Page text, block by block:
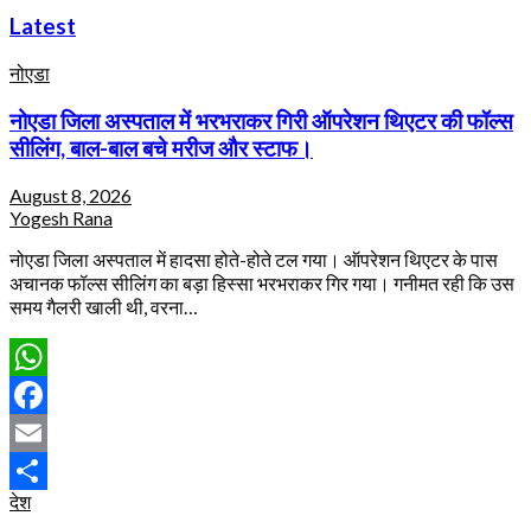
Latest
नोएडा
नोएडा जिला अस्पताल में भरभराकर गिरी ऑपरेशन थिएटर की फॉल्स
सीलिंग, बाल-बाल बचे मरीज और स्टाफ।
August 8, 2026
Yogesh Rana
नोएडा जिला अस्पताल में हादसा होते-होते टल गया। ऑपरेशन थिएटर के पास
अचानक फॉल्स सीलिंग का बड़ा हिस्सा भरभराकर गिर गया। गनीमत रही कि उस
समय गैलरी खाली थी, वरना…
WhatsApp
Facebook
Email
Share
देश